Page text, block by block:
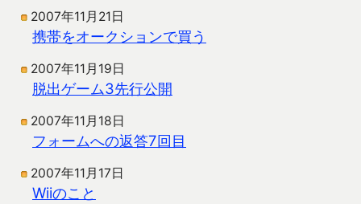
2007年11月21日
携帯をオークションで買う
2007年11月19日
脱出ゲーム3先行公開
2007年11月18日
フォームへの返答7回目
2007年11月17日
Wiiのこと